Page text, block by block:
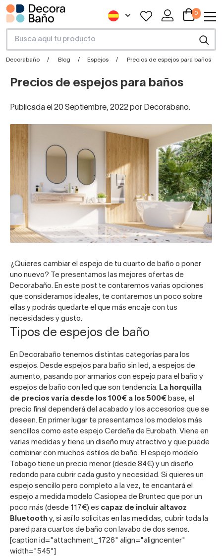
0
Decorabaño Blog Espejos Precios de espejos para baños
Precios de espejos para baños
Publicada el 20 Septiembre, 2022 por Decorabano.
¿Quieres cambiar el espejo de tu cuarto de baño o poner
uno nuevo? Te presentamos las mejores ofertas de
Decorabaño. En este post te contaremos varias opciones
que consideramos ideales, te contaremos un poco sobre
ellas y podrás quedarte el que más encaje con tus
necesidades y gusto.
Tipos de espejos de baño
En Decorabaño tenemos distintas categorías para los
espejos. Desde espejos para baño sin led, a espejos de
aumento, pasando por armarios con espejo para el baño y
espejos de baño con led que son tendencia. La horquilla
de precios varía desde los 100€ a los 500€ base, el
precio final dependerá del acabado y los accesorios que se
deseen. En primer lugar te presentamos los modelos más
sencillos como este espejo Cerdeña de Eurobath. Viene en
varias medidas y tiene un diseño muy atractivo y que puede
combinar con muchos estilos de baño. El espejo modelo
Tobago tiene un precio menor (desde 84€) y un diseño
redondo para cubrir cada gusto y necesidad. Si quieres un
espejo sencillo pero completo a la vez, te encantará el
espejo a medida modelo Casiopea de Bruntec que por un
poco más (desde 117€) es capaz de incluir altavoz
Bluetooth y, si así lo solicitas en las medidas, cubrir toda la
pared para cuartos de baño con lavabo de dos senos.
[caption id="attachment_1726" align="aligncenter"
width="545"]